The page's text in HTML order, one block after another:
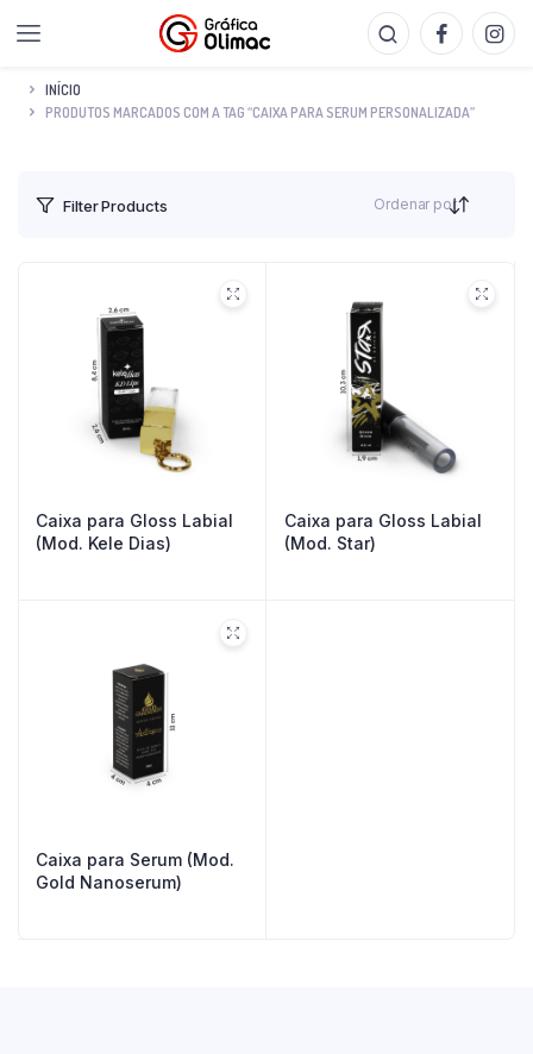
INÍCIO
PRODUTOS MARCADOS COM A TAG “CAIXA PARA SERUM PERSONALIZADA”
Filter Products Ordenar por
Caixa para Gloss Labial
(Mod. Kele Dias)
Caixa para Gloss Labial
(Mod. Star)
Caixa para Serum (Mod.
Gold Nanoserum)